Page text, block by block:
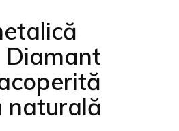
Diamant
naturală